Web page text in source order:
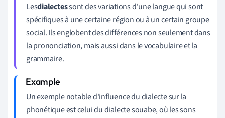
Lesdialectessont des variations d'une langue qui sont
spécifiques à une certaine région ou à un certain groupe
social. Ils englobent des différences non seulement dans
la prononciation, mais aussi dans le vocabulaire et la
grammaire.
Un exemple notable d'influence du dialecte sur la
phonétique est celui du dialecte souabe, où les sons